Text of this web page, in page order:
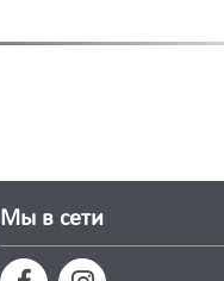
Мы в сети